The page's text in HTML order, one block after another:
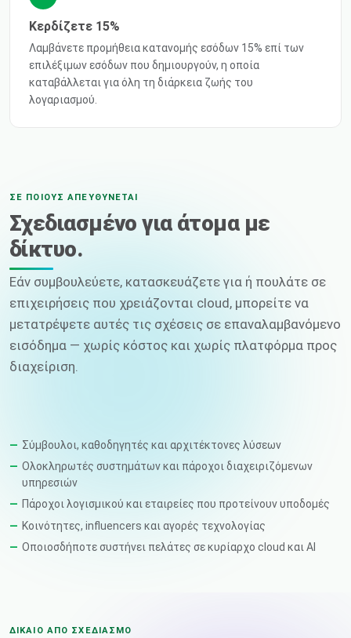
Κερδίζετε 15%
Λαμβάνετε προμήθεια κατανομής εσόδων 15% επί των
επιλέξιμων εσόδων που δημιουργούν, η οποία
καταβάλλεται για όλη τη διάρκεια ζωής του
λογαριασμού.
ΣΕ ΠΟΙΟΥΣ ΑΠΕΥΘΎΝΕΤΑΙ
Σχεδιασμένο για άτομα με
δίκτυο.
Εάν συμβουλεύετε, κατασκευάζετε για ή πουλάτε σε
επιχειρήσεις που χρειάζονται cloud, μπορείτε να
μετατρέψετε αυτές τις σχέσεις σε επαναλαμβανόμενο
εισόδημα — χωρίς κόστος και χωρίς πλατφόρμα προς
διαχείριση.
Σύμβουλοι, καθοδηγητές και αρχιτέκτονες λύσεων
Ολοκληρωτές συστημάτων και πάροχοι διαχειριζόμενων
υπηρεσιών
Πάροχοι λογισμικού και εταιρείες που προτείνουν υποδομές
Κοινότητες, influencers και αγορές τεχνολογίας
Οποιοσδήποτε συστήνει πελάτες σε κυρίαρχο cloud και AI
ΔΊΚΑΙΟ ΑΠΌ ΣΧΕΔΙΑΣΜΌ